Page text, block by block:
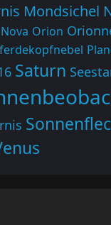
Mondsichel
Nova Orion
Saturn